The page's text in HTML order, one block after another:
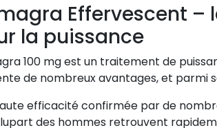
Effervescent
la puissance
100 mg est un traitement de
de nombreux avantages, et parmi
efficacité confirmée par de
des hommes retrouvent